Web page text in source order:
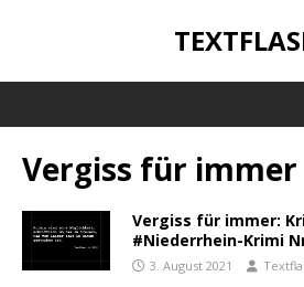
Vergiss für immer
Vergiss für immer:
#Niederrhein-Krimi
3. August 2021